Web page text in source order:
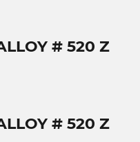
# 520 Z
# 520 Z